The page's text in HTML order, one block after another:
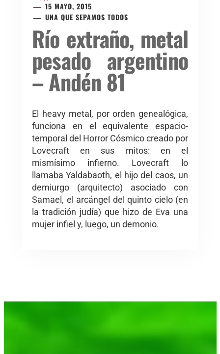
15 MAYO, 2015
UNA QUE SEPAMOS TODOS
Río extraño, metal
pesado argentino
– Andén 81
El heavy metal, por orden genealógica,
funciona en el equivalente espacio-
temporal del Horror Cósmico creado por
Lovecraft en sus mitos: en el
mismísimo infierno. Lovecraft lo
llamaba Yaldabaoth, el hijo del caos, un
demiurgo (arquitecto) asociado con
Samael, el arcángel del quinto cielo (en
la tradición judía) que hizo de Eva una
mujer infiel y, luego, un demonio.